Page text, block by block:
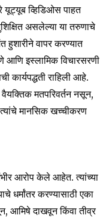
यूट्यूब व्हिडिओस पाहत
असलेल्या या तरुणाचे
हुशारीने वापर करण्यात
आणि इस्लामिक विचारसरणी
कार्यपद्धती राहिली आहे.
मतपरिवर्तन नसून,
मानसिक खच्चीकरण
आरोप केले आहेत. त्यांच्या
धर्मांतर करण्यासाठी एका
आमिषे दाखवून किंवा तीव्र